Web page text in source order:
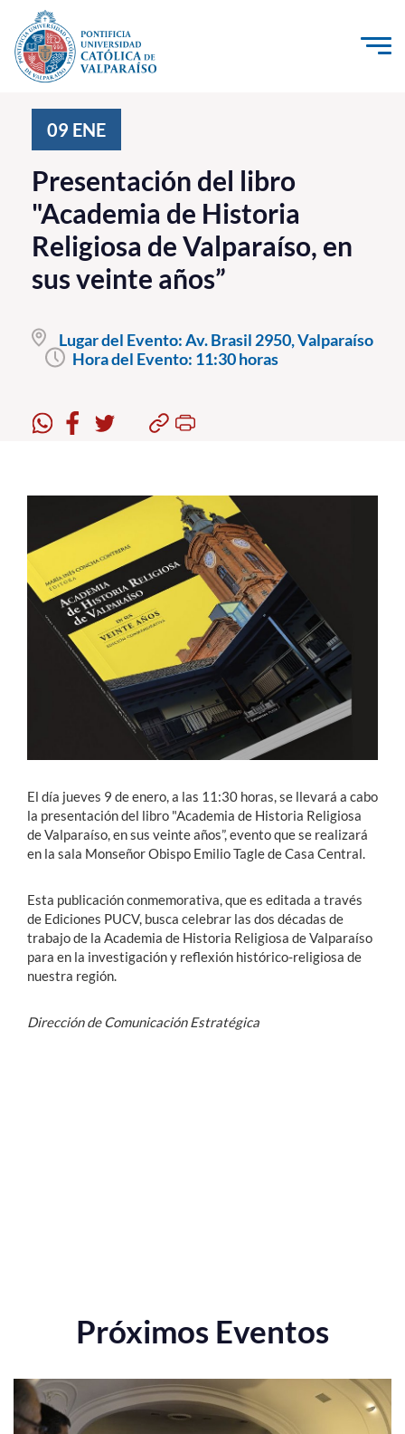
Click acá para ir directamente al contenido
Investigación, Creación e Innovación
PUCV Internacional
Vinculación con el Medio
Admisión
Pregrado
Postgrado
Funcionarios
Alumni
English
09 ENE
Presentación del libro
"Academia de Historia
Religiosa de Valparaíso, en
sus veinte años”
Lugar del Evento:Av. Brasil 2950, Valparaíso
Hora del Evento: 11:30 horas
El día jueves 9 de enero, a las 11:30 horas, se llevará a cabo
la presentación del libro "Academia de Historia Religiosa
de Valparaíso, en sus veinte años”, evento que se realizará
en la sala Monseñor Obispo Emilio Tagle de Casa Central.
Esta publicación conmemorativa, que es editada a través
de Ediciones PUCV, busca celebrar las dos décadas de
trabajo de la Academia de Historia Religiosa de Valparaíso
para en la investigación y reflexión histórico-religiosa de
nuestra región.
Dirección de Comunicación Estratégica
Próximos Eventos